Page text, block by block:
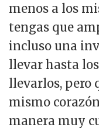
menos a los
tengas que
incluso una
llevar hasta
llevarlos, pero
mismo
manera muy